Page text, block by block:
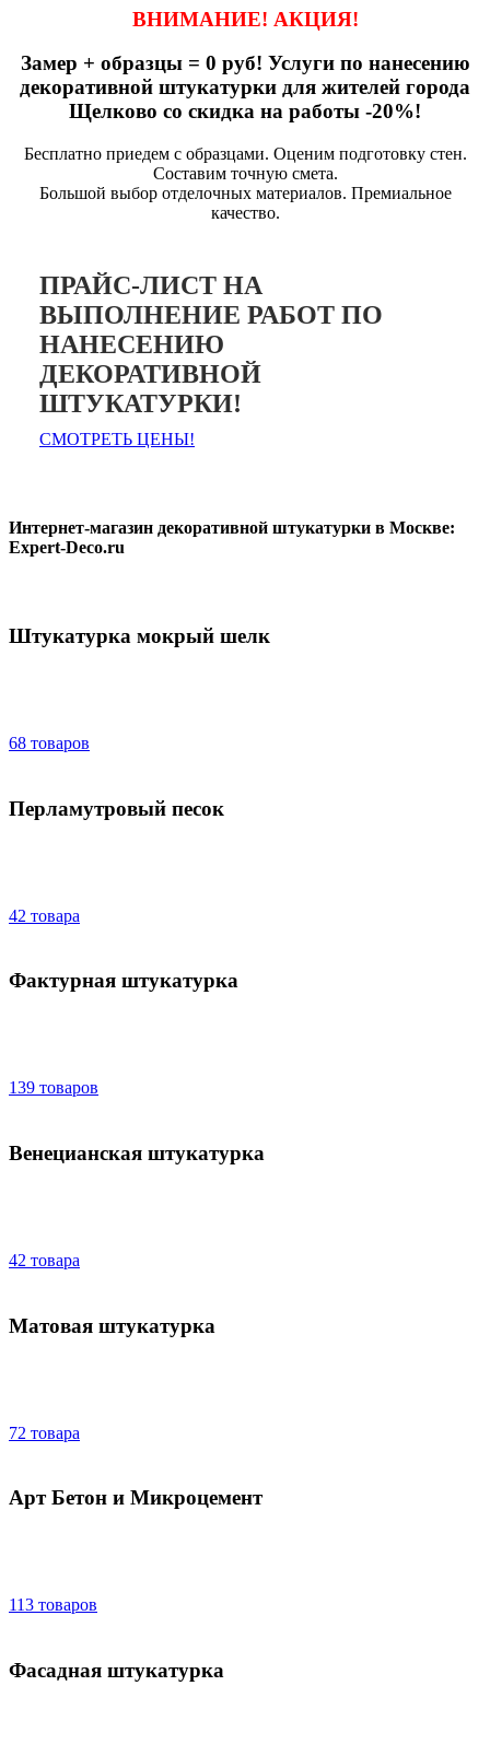
ВНИМАНИЕ! АКЦИЯ!
Замер + образцы = 0 руб! Услуги по нанесению
декоративной штукатурки для жителей города
Щелково со скидка на работы -20%!
Бесплатно приедем с образцами. Оценим подготовку стен.
Составим точную смета.
Большой выбор отделочных материалов. Премиальное
качество.
ПРАЙС-ЛИСТ НА
ВЫПОЛНЕНИЕ РАБОТ ПО
НАНЕСЕНИЮ
ДЕКОРАТИВНОЙ
ШТУКАТУРКИ!
СМОТРЕТЬ ЦЕНЫ!
Интернет-магазин декоративной штукатурки в Москве:
Expert-Deco.ru
Штукатурка мокрый шелк
68 товаров
Перламутровый песок
42 товара
Фактурная штукатурка
139 товаров
Венецианская штукатурка
42 товара
Матовая штукатурка
72 товара
Арт Бетон и Микроцемент
113 товаров
Фасадная штукатурка